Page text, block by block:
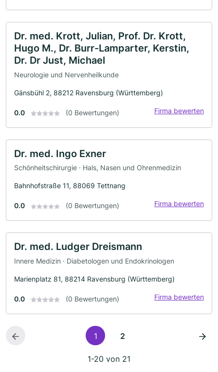
Dr. med. Krott, Julian, Prof. Dr. Krott,
Hugo M., Dr. Burr-Lamparter, Kerstin,
Dr. Dr Just, Michael
Neurologie und Nervenheilkunde
Gänsbühl 2, 88212 Ravensburg (Württemberg)
0.0 (0 Bewertungen) Firma bewerten
Dr. med. Ingo Exner
Schönheitschirurgie · Hals, Nasen und Ohrenmedizin
Bahnhofstraße 11, 88069 Tettnang
0.0 (0 Bewertungen) Firma bewerten
Dr. med. Ludger Dreismann
Innere Medizin · Diabetologen und Endokrinologen
Marienplatz 81, 88214 Ravensburg (Württemberg)
0.0 (0 Bewertungen) Firma bewerten
1 2
1-20 von 21